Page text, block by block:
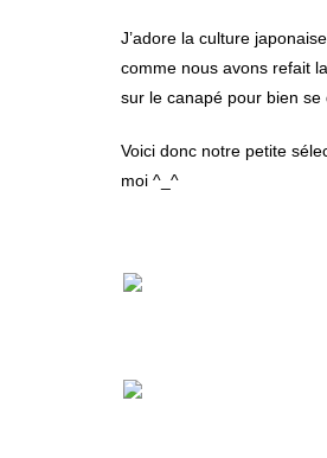
J’adore la culture
comme nous avons refait
sur le canapé pour bien se
Voici donc notre petite
moi ^_^